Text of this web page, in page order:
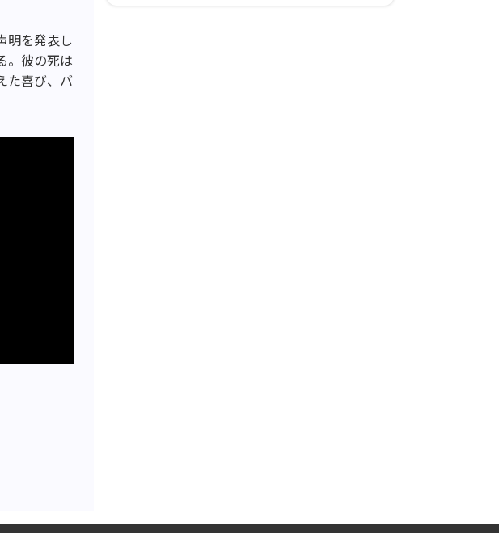
明を発表し
。彼の死は
た喜び、バ